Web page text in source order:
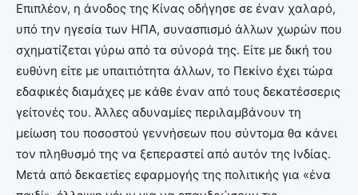
Επιπλέον, η άνοδος της Κίνας οδήγησε σε έναν χαλαρό,
υπό την ηγεσία των ΗΠΑ, συνασπισμό άλλων χωρών που
σχηματίζεται γύρω από τα σύνορά της. Είτε με δική του
ευθύνη είτε με υπαιτιότητα άλλων, το Πεκίνο έχει τώρα
εδαφικές διαμάχες με κάθε έναν από τους δεκατέσσερις
γείτονές του. Άλλες αδυναμίες περιλαμβάνουν τη
μείωση του ποσοστού γεννήσεων που σύντομα θα κάνει
τον πληθυσμό της να ξεπεραστεί από αυτόν της Ινδίας.
Μετά από δεκαετίες εφαρμογής της πολιτικής για «ένα